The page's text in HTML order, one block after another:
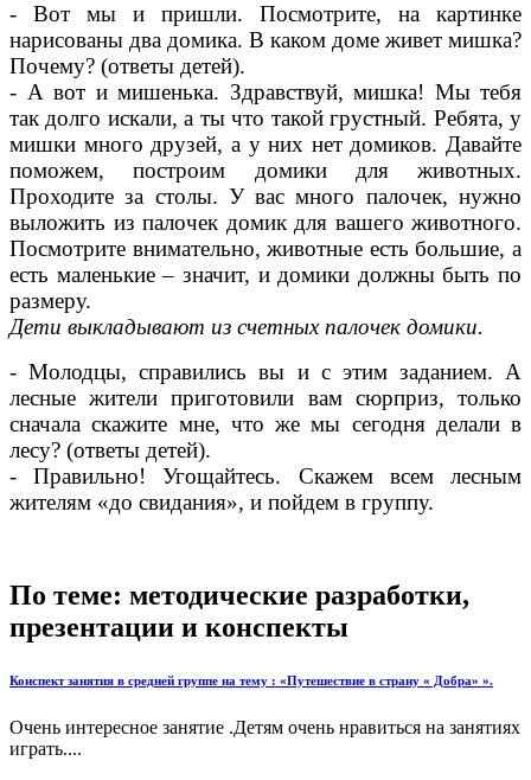
- Вот мы и пришли. Посмотрите, на картинке
нарисованы два домика. В каком доме живет мишка?
Почему? (ответы детей).
- А вот и мишенька. Здравствуй, мишка! Мы тебя
так долго искали, а ты что такой грустный. Ребята, у
мишки много друзей, а у них нет домиков. Давайте
поможем, построим домики для животных.
Проходите за столы. У вас много палочек, нужно
выложить из палочек домик для вашего животного.
Посмотрите внимательно, животные есть большие, а
есть маленькие – значит, и домики должны быть по
размеру.
Дети выкладывают из счетных палочек домики.
- Молодцы, справились вы и с этим заданием. А
лесные жители приготовили вам сюрприз, только
сначала скажите мне, что же мы сегодня делали в
лесу? (ответы детей).
- Правильно! Угощайтесь. Скажем всем лесным
жителям «до свидания», и пойдем в группу.
По теме: методические разработки,
презентации и конспекты
Конспект занятия в средней группе на тему : «Путешествие в страну « Добра» ».
Очень интересное занятие .Детям очень нравиться на занятиях
играть....